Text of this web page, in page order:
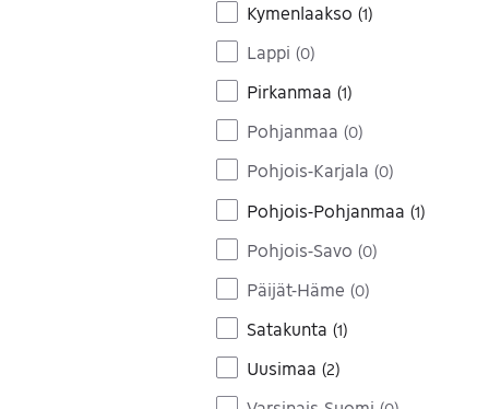
Kymenlaakso (1)
Lappi (0)
Pirkanmaa (1)
Pohjanmaa (0)
Pohjois-Karjala (0)
Pohjois-Pohjanmaa (1)
Pohjois-Savo (0)
Päijät-Häme (0)
Satakunta (1)
Uusimaa (2)